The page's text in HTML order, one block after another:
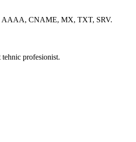
AAAA, CNAME, MX, TXT, SRV.
profesionist.